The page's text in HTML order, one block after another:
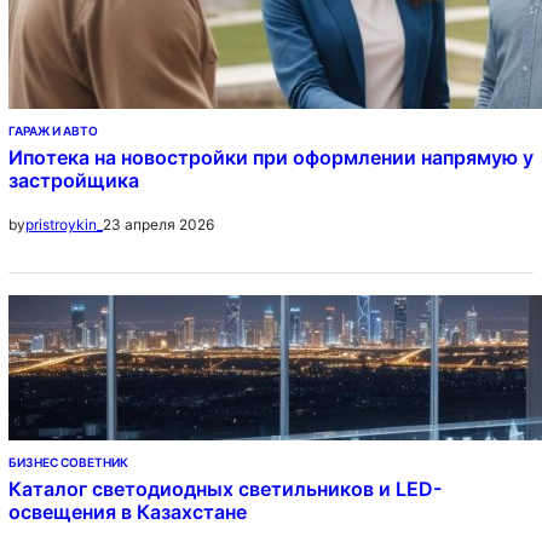
ГАРАЖ И АВТО
Ипотека на новостройки при оформлении напрямую у
застройщика
bypristroykin_ 23 апреля 2026
БИЗНЕС СОВЕТНИК
Каталог светодиодных светильников и LED-
освещения в Казахстане